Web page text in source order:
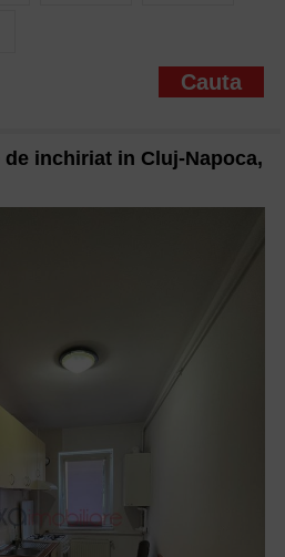
inchiriat in Cluj-Napoca,